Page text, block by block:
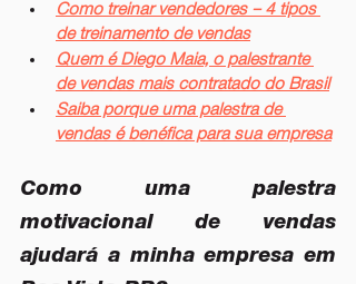
Como treinar vendedores – 4 tipos
de treinamento de vendas
Quem é Diego Maia, o palestrante
de vendas mais contratado do Brasil
Saiba porque uma palestra de
vendas é benéfica para sua empresa
Como uma palestra
motivacional de vendas
ajudará a minha empresa em